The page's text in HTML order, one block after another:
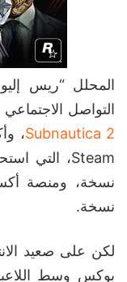
المحلل “ريس
التواصل
Subnautica 2،
نسخة.
لكن على صعيد
بوكس وسط